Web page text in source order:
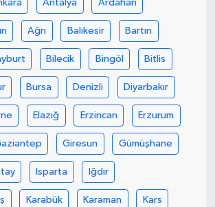
Antalya Ardahan
Ağrı Balıkesir Bartın
Bilecik Bingöl Bitlis
Bursa Denizli Diyarbakır
Elazığ Erzincan Erzurum
Giresun Gümüşhane
Isparta Iğdır
Karabük Karaman Kars